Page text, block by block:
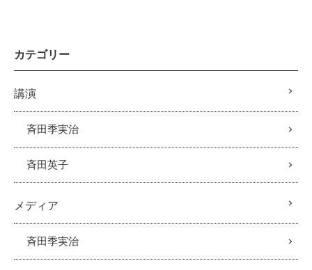
カテゴリー
講演
斉田季実治
斉田英子
メディア
斉田季実治